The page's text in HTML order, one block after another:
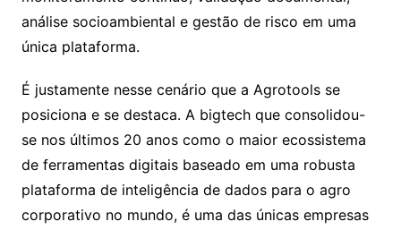
análise socioambiental e gestão de risco em uma
única plataforma.
É justamente nesse cenário que a Agrotools se
posiciona e se destaca. A bigtech que consolidou-
se nos últimos 20 anos como o maior ecossistema
de ferramentas digitais baseado em uma robusta
plataforma de inteligência de dados para o agro
corporativo no mundo, é uma das únicas empresas